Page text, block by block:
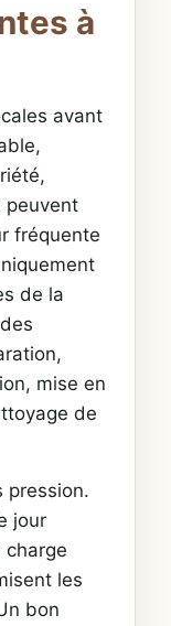
à
avant
peuvent
fréquente
de la
mise en
de
pression.
jour
charge
les
bon